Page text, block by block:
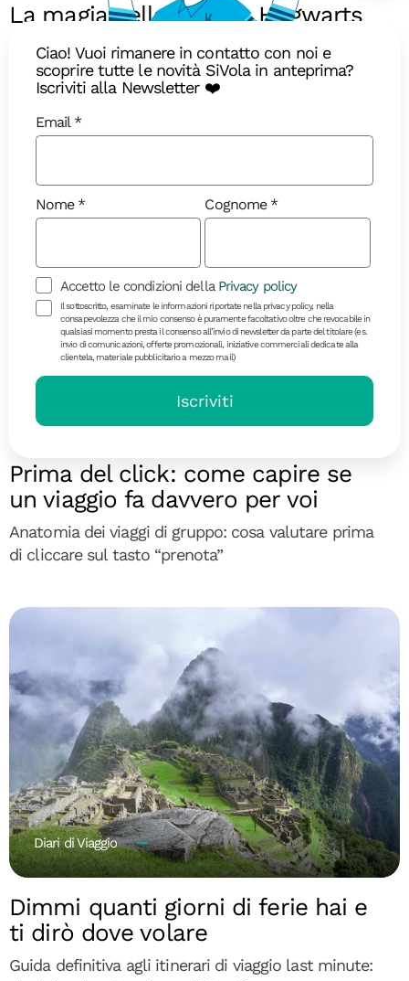
La magia della Scozia: Hogwarts
Express, castelli e isole
misteriose
Immergetevi nell’atmosfera scozzese lungo un
itinerario incantevole tra storia e magia
Prima del click: come capire se
un viaggio fa davvero per voi
Anatomia dei viaggi di gruppo: cosa valutare prima
di cliccare sul tasto “prenota”
Diari di Viaggio
Dimmi quanti giorni di ferie hai e
ti dirò dove volare
Guida definitiva agli itinerari di viaggio last minute:
Ciao! Vuoi rimanere in contatto con noi e
scoprire tutte le novità SiVola in anteprima?
Iscriviti alla Newsletter ❤️
Email
Nome Cognome
Accetto le condizioni della Privacy policy
Il sottoscritto, esaminate le informazioni riportate nella privacy policy, nella
consapevolezza che il mio consenso è puramente facoltativo oltre che revocabile in
qualsiasi momento presta il consenso all’invio di newsletter da parte del titolare (es.
invio di comunicazioni, offerte promozionali, iniziative commerciali dedicate alla
clientela, materiale pubblicitario a mezzo mail)
Iscriviti